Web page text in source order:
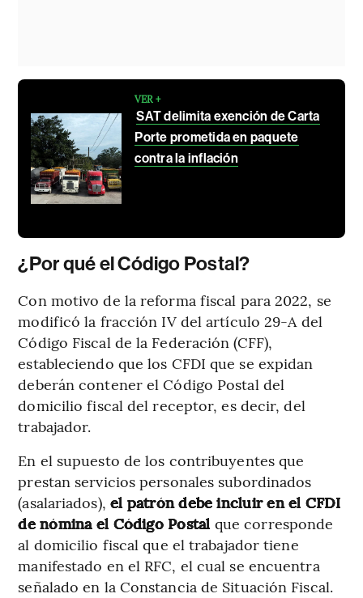
VER +
SAT delimita exención de Carta
Porte prometida en paquete
contra la inflación
¿Por qué el Código Postal?
Con motivo de la reforma fiscal para 2022, se
modificó la fracción IV del artículo 29-A del
Código Fiscal de la Federación (CFF),
estableciendo que los CFDI que se expidan
deberán contener el Código Postal del
domicilio fiscal del receptor, es decir, del
trabajador.
En el supuesto de los contribuyentes que
prestan servicios personales subordinados
(asalariados), el patrón debe incluir en el CFDI
de nómina el Código Postal que corresponde
al domicilio fiscal que el trabajador tiene
manifestado en el RFC, el cual se encuentra
señalado en la Constancia de Situación Fiscal.